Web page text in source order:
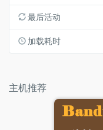
最后活动
加载耗时
主机推荐